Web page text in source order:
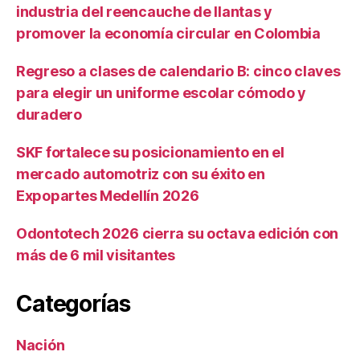
industria del reencauche de llantas y
promover la economía circular en Colombia
Regreso a clases de calendario B: cinco claves
para elegir un uniforme escolar cómodo y
duradero
SKF fortalece su posicionamiento en el
mercado automotriz con su éxito en
Expopartes Medellín 2026
Odontotech 2026 cierra su octava edición con
más de 6 mil visitantes
Categorías
Nación